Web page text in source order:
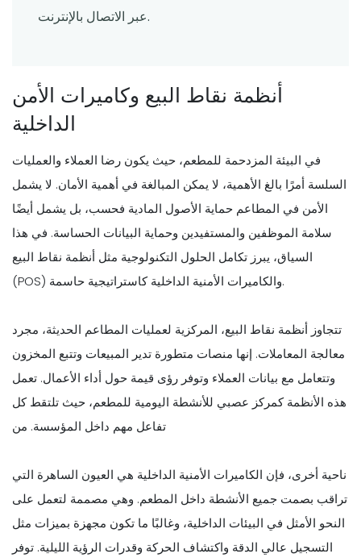
عبر الاتصال بالإنترنت.
أنظمة نقاط البيع وكاميرات الأمن
الداخلية
في البيئة المزدحمة للمطعم، حيث يكون رضا العملاء والعمليات
السلسة أمرًا بالغ الأهمية، لا يمكن المبالغة في أهمية الأمان. لا يشمل
الأمن في المطاعم حماية الأصول المادية فحسب، بل يشمل أيضًا
سلامة الموظفين والمستفيدين وحماية البيانات الحساسة. في هذا
السياق، يبرز تكامل الحلول التكنولوجية مثل أنظمة نقاط البيع
(POS) والكاميرات الأمنية الداخلية كاستراتيجية حاسمة.
تتجاوز أنظمة نقاط البيع، المركزية لعمليات المطاعم الحديثة، مجرد
معالجة المعاملات. إنها منصات متطورة تدير المبيعات وتتبع المخزون
وتتعامل مع بيانات العملاء وتوفر رؤى قيمة حول أداء الأعمال. تعمل
هذه الأنظمة كمركز عصبي للأنشطة اليومية للمطعم، حيث تلتقط كل
تفاعل مهم داخل المؤسسة. من
ناحية أخرى، فإن الكاميرات الأمنية الداخلية هي العيون الساهرة التي
تراقب بصمت جميع الأنشطة داخل المطعم. وهي مصممة لتعمل على
النحو الأمثل في البيئات الداخلية، وغالبًا ما تكون مجهزة بميزات مثل
التسجيل عالي الدقة واكتشاف الحركة وقدرات الرؤية الليلية. توفر